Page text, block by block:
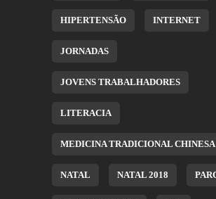
HIPERTENSÃO INTERNET
JORNADAS
JOVENS TRABALHADORES
LITERACIA
MEDICINA TRADICIONAL CHINESA
NATAL NATAL 2018